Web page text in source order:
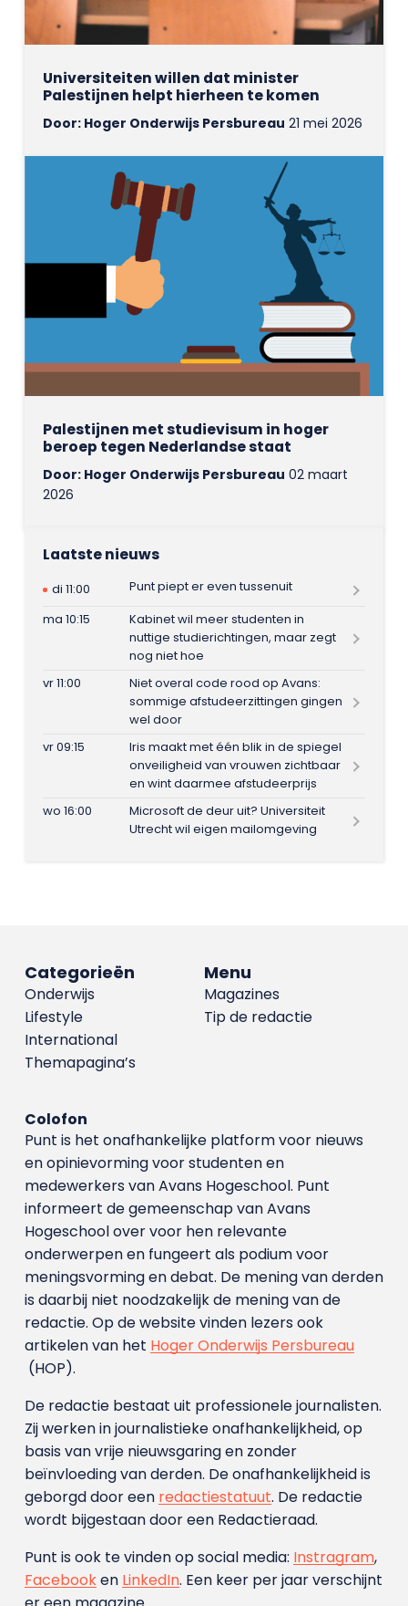
Universiteiten willen dat minister
Palestijnen helpt hierheen te komen
Door: Hoger Onderwijs Persbureau 21 mei 2026
Palestijnen met studievisum in hoger
beroep tegen Nederlandse staat
Door: Hoger Onderwijs Persbureau 02 maart
2026
Laatste nieuws
di 11:00
Punt piept er even tussenuit
ma 10:15
Kabinet wil meer studenten in
nuttige studierichtingen, maar zegt
nog niet hoe
vr 11:00
Niet overal code rood op Avans:
sommige afstudeerzittingen gingen
wel door
vr 09:15
Iris maakt met één blik in de spiegel
onveiligheid van vrouwen zichtbaar
en wint daarmee afstudeerprijs
wo 16:00
Microsoft de deur uit? Universiteit
Utrecht wil eigen mailomgeving
Menu
Magazines
Tip de redactie
Categorieën
Onderwijs
Lifestyle
International
Themapagina’s
Colofon
Punt is het onafhankelijke platform voor nieuws
en opinievorming voor studenten en
medewerkers van Avans Hoge­school. Punt
informeert de gemeenschap van Avans
Hogeschool over voor hen relevante
onderwerpen en fungeert als podium voor
meningsvorming en debat. De mening van derden
is daarbij niet noodzakelijk de mening van de
redactie. Op de website vinden lezers ook
artikelen van het Hoger Onderwijs Persbureau
(HOP).
De redactie bestaat uit professionele journalisten.
Zij werken in journalistieke onafhankelijkheid, op
basis van vrije nieuwsgaring en zonder
beïnvloeding van derden. De onafhankelijkheid is
geborgd door een redactiestatuut. De redactie
wordt bijgestaan door een Redactieraad.
Punt is ook te vinden op social media: Instragram,
Facebooken LinkedIn. Een keer per jaar verschijnt